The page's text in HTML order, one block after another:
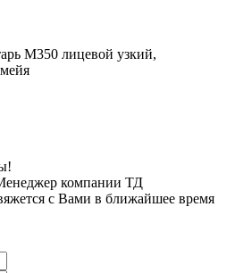
М350 лицевой узкий,
компании ТД
с Вами в ближайшее время